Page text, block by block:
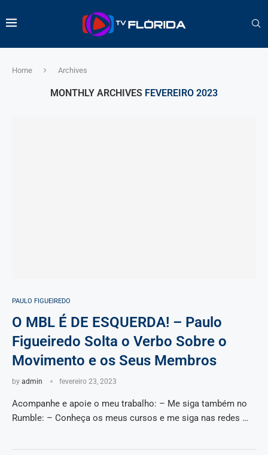
Home Archives
MONTHLY ARCHIVES FEVEREIRO 2023
PAULO FIGUEIREDO
O MBL É DE ESQUERDA! – Paulo
Figueiredo Solta o Verbo Sobre o
Movimento e os Seus Membros
by admin fevereiro 23, 2023
Acompanhe e apoie o meu trabalho: – Me siga também no
Rumble: – Conheça os meus cursos e me siga nas redes …